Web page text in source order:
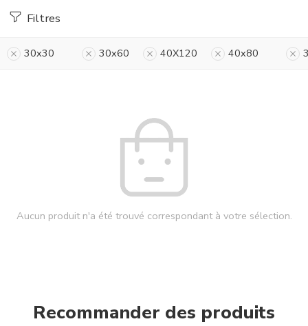
Filtres
30x30 30x60 40X120 40x80
Aucun produit n'a été trouvé correspondant à votre sélection.
Recommander des produits